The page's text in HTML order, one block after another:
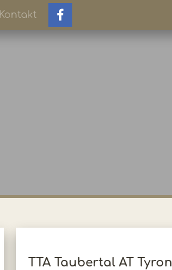
Kontakt
TTA Taubertal AT Tyron